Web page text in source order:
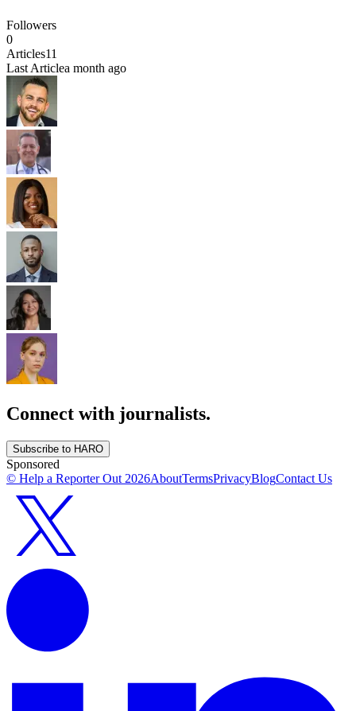
Followers
0
Articles11
Last Articlea month ago
Connect with journalists.
Subscribe to HARO
Sponsored
© Help a Reporter Out 2026AboutTermsPrivacyBlogContact Us